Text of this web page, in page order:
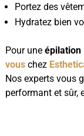
Portez des
Hydratez bien
Pour une épilation
vouschez
Nos experts vous
performant et sûr,